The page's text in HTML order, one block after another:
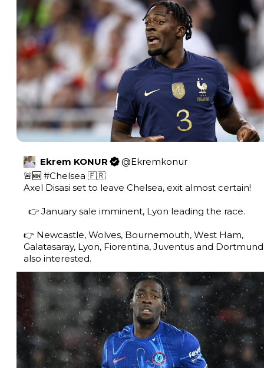
Ekrem KONUR @Ekremkonur
🚨🆕 #Chelsea 🇫🇷
Axel Disasi set to leave Chelsea, exit almost certain!
👉 Newcastle, Wolves, Bournemouth, West Ham,
Galatasaray, Lyon, Fiorentina, Juventus and Dortmund
also interested.